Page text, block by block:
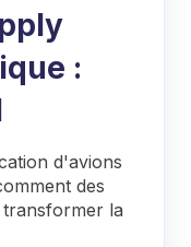
:
d'avions
des
la